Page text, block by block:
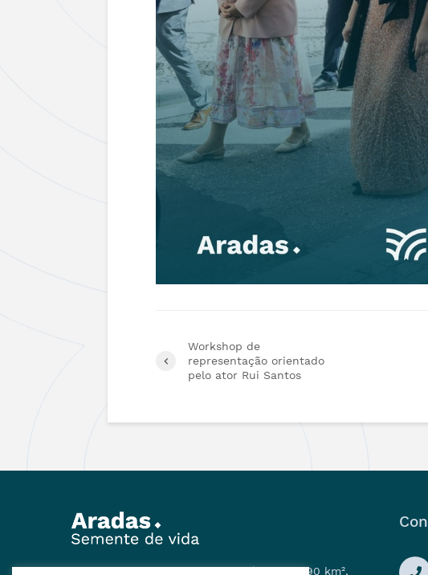
Workshop de
representação orientado
pelo ator Rui Santos
A Freguesia de Aradas tem uma área de 8,90 km²,